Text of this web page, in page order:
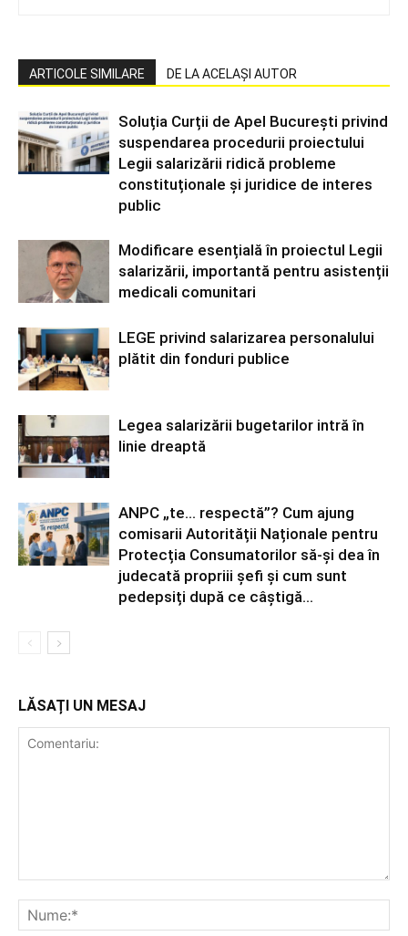
ARTICOLE SIMILARE DE LA ACELAȘI AUTOR
Soluția Curții de Apel București privind
suspendarea procedurii proiectului
Legii salarizării ridică probleme
constituționale și juridice de interes
public
Modificare esențială în proiectul Legii
salarizării, importantă pentru asistenții
medicali comunitari
LEGE privind salarizarea personalului
plătit din fonduri publice
Legea salarizării bugetarilor intră în
linie dreaptă
ANPC „te… respectă”? Cum ajung
comisarii Autorității Naționale pentru
Protecția Consumatorilor să-și dea în
judecată propriii șefi și cum sunt
pedepsiți după ce câștigă...
LĂSAȚI UN MESAJ